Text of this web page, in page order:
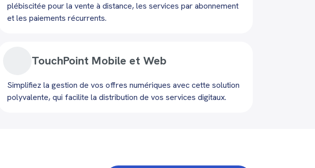
plébiscitée pour la vente à distance, les services par abonnement
et les paiements récurrents.
TouchPoint Mobile et Web
Simplifiez la gestion de vos offres numériques avec cette solution
polyvalente, qui facilite la distribution de vos services digitaux.